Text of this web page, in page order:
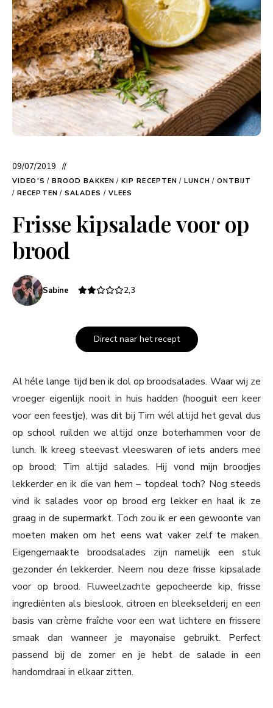
09/07/2019
VIDEO'S / BROOD BAKKEN / KIP RECEPTEN / LUNCH / ONTBIJT
/ RECEPTEN / SALADES / VLEES
Frisse kipsalade voor op
brood
Sabine 2,3
Direct naar het recept
Al héle lange tijd ben ik dol op broodsalades. Waar wij ze
vroeger eigenlijk nooit in huis hadden (hooguit een keer
voor een feestje), was dit bij Tim wél altijd het geval dus
op school ruilden we altijd onze boterhammen voor de
lunch. Ik kreeg steevast vleeswaren of iets anders mee
op brood; Tim altijd salades. Hij vond mijn broodjes
lekkerder en ik die van hem – topdeal toch? Nog steeds
vind ik salades voor op brood erg lekker en haal ik ze
graag in de supermarkt. Toch zou ik er een gewoonte van
moeten maken om het eens wat vaker zelf te maken.
Eigengemaakte broodsalades zijn namelijk een stuk
gezonder én lekkerder. Neem nou deze frisse kipsalade
voor op brood. Fluweelzachte gepocheerde kip, frisse
ingrediënten als bieslook, citroen en bleekselderij en een
basis van crème fraîche voor een wat lichtere en frissere
smaak dan wanneer je mayonaise gebruikt. Perfect
passend bij de zomer en je hebt de salade in een
handomdraai in elkaar zitten.